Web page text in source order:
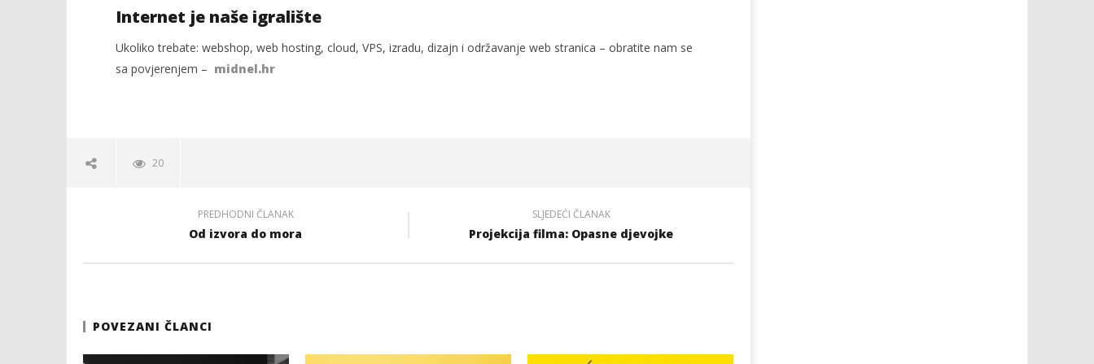
Internet je naše igralište
Ukoliko trebate: webshop, web hosting, cloud, VPS, izradu, dizajn i održavanje web stranica – obratite nam se
sa povjerenjem – midnel.hr
20
PREDHODNI ČLANAK
Od izvora do mora
SLJEDEĆI ČLANAK
Projekcija filma: Opasne djevojke
POVEZANI ČLANCI